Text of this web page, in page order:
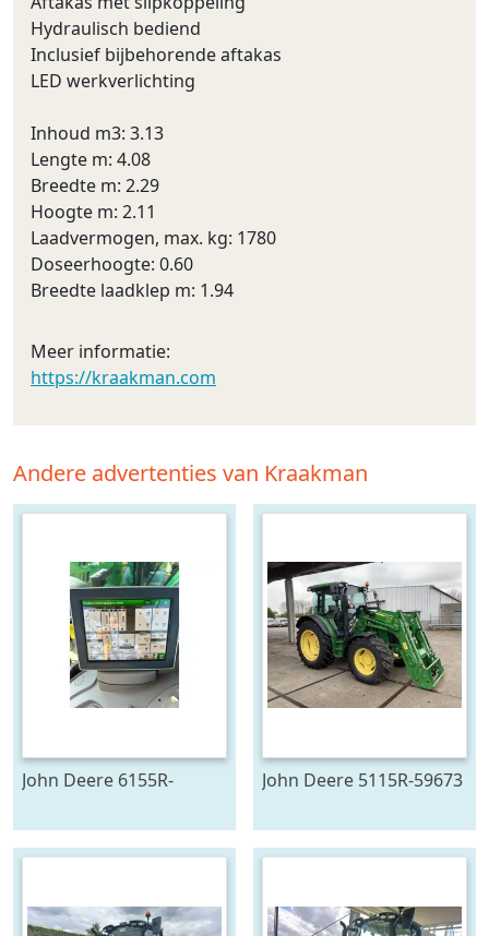
Hydraulisch bediend
Inclusief bijbehorende aftakas
LED werkverlichting
Inhoud m3: 3.13
Lengte m: 4.08
Breedte m: 2.29
Hoogte m: 2.11
Laadvermogen, max. kg: 1780
Doseerhoogte: 0.60
Breedte laadklep m: 1.94
Meer informatie:
https://kraakman.com
Andere advertenties van Kraakman
John Deere 6155R-
John Deere 5115R-59673